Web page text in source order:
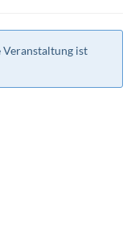
Veranstaltung ist